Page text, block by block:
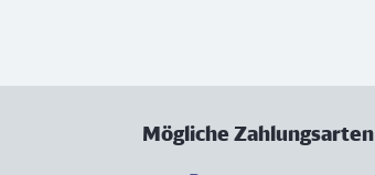
Mögliche Zahlungsarten